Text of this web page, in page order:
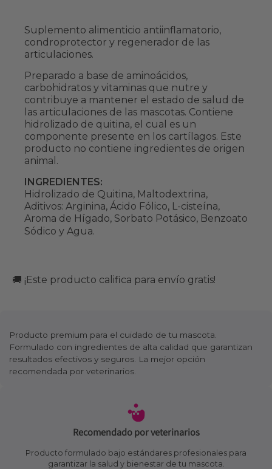
Suplemento alimenticio antiinflamatorio,
condroprotector y regenerador de las
articulaciones.
Preparado a base de aminoácidos,
carbohidratos y vitaminas que nutre y
contribuye a mantener el estado de salud de
las articulaciones de las mascotas. Contiene
hidrolizado de quitina, el cual es un
componente presente en los cartílagos. Este
producto no contiene ingredientes de origen
animal.
INGREDIENTES:
Hidrolizado de Quitina, Maltodextrina,
Aditivos: Arginina, Ácido Fólico, L-cisteína,
Aroma de Hígado, Sorbato Potásico, Benzoato
Sódico y Agua.
🚚 ¡Este producto califica para envío gratis!
Producto premium para el cuidado de tu mascota.
Formulado con ingredientes de alta calidad que garantizan
resultados efectivos y seguros. La mejor opción
recomendada por veterinarios.
Recomendado por veterinarios
Producto formulado bajo estándares profesionales para
garantizar la salud y bienestar de tu mascota.